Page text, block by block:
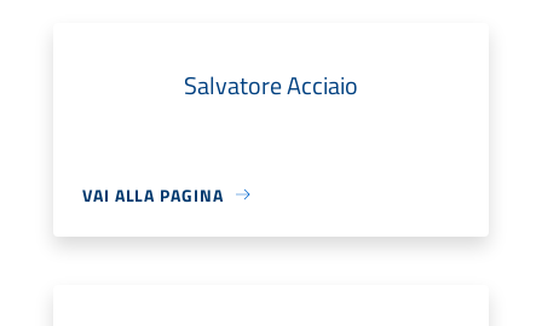
Salvatore Acciaio
VAI ALLA PAGINA